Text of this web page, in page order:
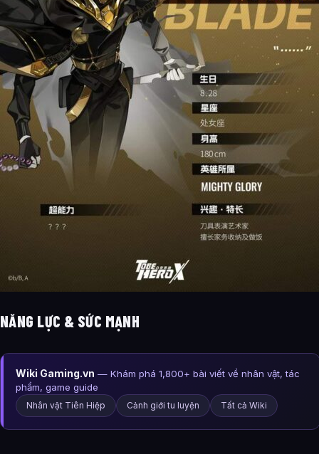
NĂNG LỰC & SỨC MẠNH
Wiki Gaming.vn — Khám phá 1,800+ bài viết về nhân vật, tác
phẩm, game guide
Nhân vật Tiên Hiệp Cảnh giới tu luyện Tất cả Wiki